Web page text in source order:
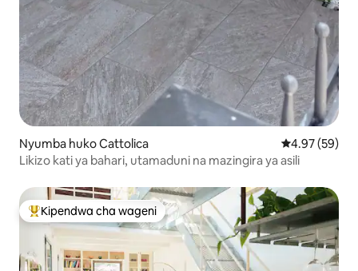
Nyumba huko Cattolica Ukadiriaji wa
4.97 (59)
Likizo kati ya bahari, utamaduni na mazingira ya asili
Kipendwa maarufu cha wageni
Kipendwa cha wageni